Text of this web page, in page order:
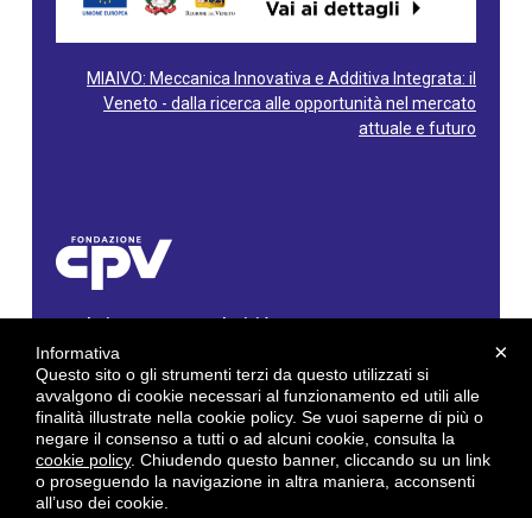
MIAIVO: Meccanica Innovativa e Additiva Integrata: il
Veneto - dalla ricerca alle opportunità nel mercato
attuale e futuro
Via Gioacchino Rossini, 60 - 36100 Vicenza - Italy
Tel. 0444/960500 - Fax 0444/1932220
C.F. e P. IVA: 02429800242
E-mail:info@cpv.org
E-mail certificata PEC:pec.cpv@legalmail.it
byGruppo 4 srl
×
Informativa
Questo sito o gli strumenti terzi da questo utilizzati si
avvalgono di cookie necessari al funzionamento ed utili alle
finalità illustrate nella cookie policy. Se vuoi saperne di più o
negare il consenso a tutti o ad alcuni cookie, consulta la
cookie policy. Chiudendo questo banner, cliccando su un link
o proseguendo la navigazione in altra maniera, acconsenti
all’uso dei cookie.